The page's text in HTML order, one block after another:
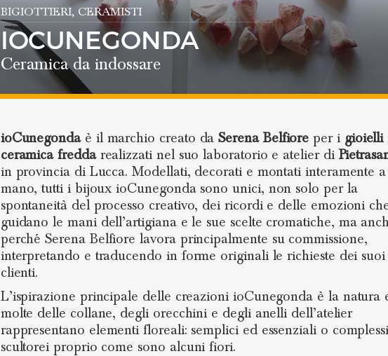
BIGIOTTIERI, CERAMISTI
IOCUNEGONDA
Ceramica da indossare
ioCunegondaè il marchio creato daSerena Belfiore per i gioielli
ceramica freddarealizzati nel suo laboratorio e atelier di
in provincia di Lucca. Modellati, decorati e montati interamente a
mano, tutti i bijoux ioCunegonda sono unici, non solo per la
spontaneità del processo creativo, dei ricordi e delle emozioni
guidano le mani dell’artigiana e le sue scelte cromatiche, ma
perché Serena Belfiore lavora principalmente su commissione,
interpretando e traducendo in forme originali le richieste dei suoi
clienti.
L’ispirazione principale delle creazioni ioCunegonda è la natura
molte delle collane, degli orecchini e degli anelli dell’atelier
rappresentano elementi floreali: semplici ed essenziali o
scultorei proprio come sono alcuni fiori.